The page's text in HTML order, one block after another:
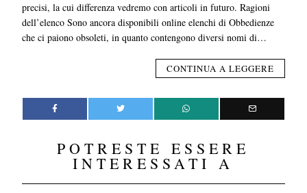
precisi, la cui differenza vedremo con articoli in futuro. Ragioni
dell’elenco Sono ancora disponibili online elenchi di Obbedienze
che ci paiono obsoleti, in quanto contengono diversi nomi di…
CONTINUA A LEGGERE
POTRESTE ESSERE
INTERESSATI A